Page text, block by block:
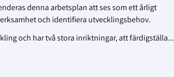
denna arbetsplan att ses som ett årligt
och identifiera utvecklingsbehov.
och har två stora inriktningar, att färdigställa...